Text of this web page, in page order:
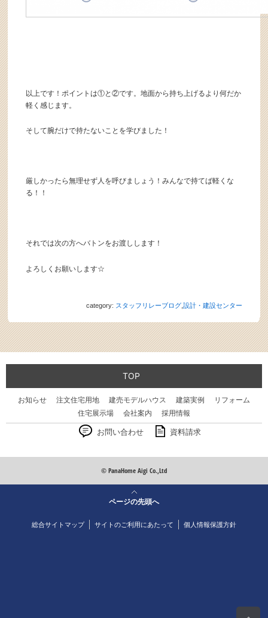
以上です！ポイントは①と②です。地面から持ち上げるより何だか
軽く感じます。
そして腕だけで持たないことを学びました！
厳しかったら無理せず人を呼びましょう！みんなで持てば軽くな
る！！
それでは次の方へバトンをお渡しします！
よろしくお願いします☆
category: スタッフリレーブログ, 設計・建設センター
TOP
お知らせ 注文住宅用地 建売モデルハウス 建築実例
リフォーム
住宅展示場
会社案内 採用情報
お問い合わせ 資料請求
© PanaHome Aigi Co.,Ltd
ページの先頭へ
総合サイトマップ サイトのご利用にあたって 個人情報保護方針